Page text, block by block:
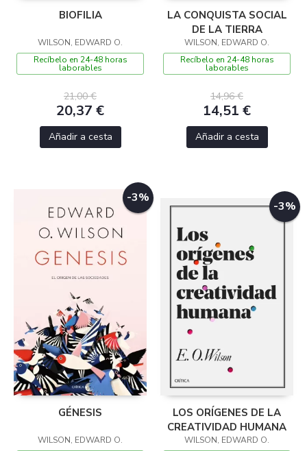
BIOFILIA
WILSON, EDWARD O.
Recíbelo en 24-48 horas
laborables
21,00 €
20,37 €
Añadir a cesta
LA CONQUISTA SOCIAL
DE LA TIERRA
WILSON, EDWARD O.
Recíbelo en 24-48 horas
laborables
14,96 €
14,51 €
Añadir a cesta
-3%
GÉNESIS
WILSON, EDWARD O.
-3%
LOS ORÍGENES DE LA
CREATIVIDAD HUMANA
WILSON, EDWARD O.